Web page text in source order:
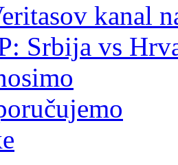
kanal
Srbija vs